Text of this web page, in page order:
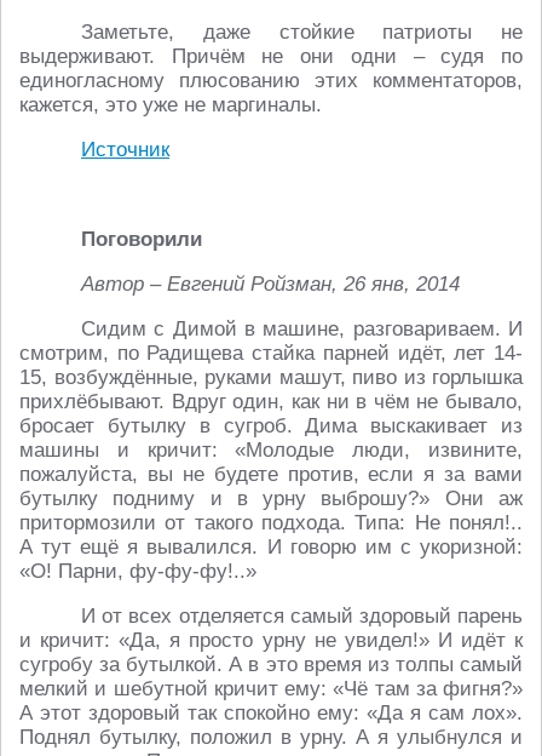
Заметьте, даже стойкие патриоты не
выдерживают. Причём не они одни – судя по
единогласному плюсованию этих комментаторов,
кажется, это уже не маргиналы.
Источник
Поговорили
Автор – Евгений Ройзман, 26 янв, 2014
Сидим с Димой в машине, разговариваем. И
смотрим, по Радищева стайка парней идёт, лет 14-
15, возбуждённые, руками машут, пиво из горлышка
прихлёбывают. Вдруг один, как ни в чём не бывало,
бросает бутылку в сугроб. Дима выскакивает из
машины и кричит: «Молодые люди, извините,
пожалуйста, вы не будете против, если я за вами
бутылку подниму и в урну выброшу?» Они аж
притормозили от такого подхода. Типа: Не понял!..
А тут ещё я вывалился. И говорю им с укоризной:
«О! Парни, фу-фу-фу!..»
И от всех отделяется самый здоровый парень
и кричит: «Да, я просто урну не увидел!» И идёт к
сугробу за бутылкой. А в это время из толпы самый
мелкий и шебутной кричит ему: «Чё там за фигня?»
А этот здоровый так спокойно ему: «Да я сам лох».
Поднял бутылку, положил в урну. А я улыбнулся и